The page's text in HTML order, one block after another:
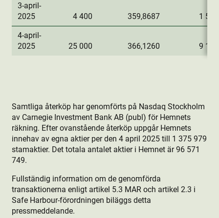
3-april-
2025
4 400 359,8687 1
4-april-
2025
25 000 366,1260 9
Samtliga återköp har genomförts på Nasdaq Stockholm
av Carnegie Investment Bank AB (publ) för Hemnets
räkning. Efter ovanstående återköp uppgår Hemnets
innehav av egna aktie­r per den 4 april 2025 till 1 375 979
stamaktie­r. Det totala antalet aktie­r i Hemnet är 96 571
749.
Fullständig information om de genomförda
transaktionerna enligt artikel 5.3 MAR och artikel 2.3 i
Safe Harbour-förordningen biläggs detta
pressmeddelande.